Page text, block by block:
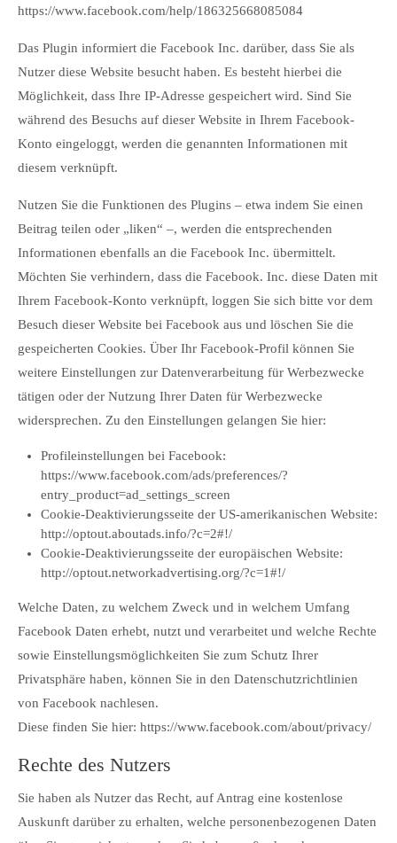
https://www.facebook.com/help/186325668085084
Das Plugin informiert die Facebook Inc. darüber, dass Sie als
Nutzer diese Website besucht haben. Es besteht hierbei die
Möglichkeit, dass Ihre IP-Adresse gespeichert wird. Sind Sie
während des Besuchs auf dieser Website in Ihrem Facebook-
Konto eingeloggt, werden die genannten Informationen mit
diesem verknüpft.
Nutzen Sie die Funktionen des Plugins – etwa indem Sie einen
Beitrag teilen oder „liken“ –, werden die entsprechenden
Informationen ebenfalls an die Facebook Inc. übermittelt.
Möchten Sie verhindern, dass die Facebook. Inc. diese Daten mit
Ihrem Facebook-Konto verknüpft, loggen Sie sich bitte vor dem
Besuch dieser Website bei Facebook aus und löschen Sie die
gespeicherten Cookies. Über Ihr Facebook-Profil können Sie
weitere Einstellungen zur Datenverarbeitung für Werbezwecke
tätigen oder der Nutzung Ihrer Daten für Werbezwecke
widersprechen. Zu den Einstellungen gelangen Sie hier:
Profileinstellungen bei Facebook:
https://www.facebook.com/ads/preferences/?
entry_product=ad_settings_screen
Cookie-Deaktivierungsseite der US-amerikanischen Website:
http://optout.aboutads.info/?c=2#!/
Cookie-Deaktivierungsseite der europäischen Website:
http://optout.networkadvertising.org/?c=1#!/
Welche Daten, zu welchem Zweck und in welchem Umfang
Facebook Daten erhebt, nutzt und verarbeitet und welche Rechte
sowie Einstellungsmöglichkeiten Sie zum Schutz Ihrer
Privatsphäre haben, können Sie in den Datenschutzrichtlinien
von Facebook nachlesen.
Diese finden Sie hier: https://www.facebook.com/about/privacy/
Rechte des Nutzers
Sie haben als Nutzer das Recht, auf Antrag eine kostenlose
Auskunft darüber zu erhalten, welche personenbezogenen Daten